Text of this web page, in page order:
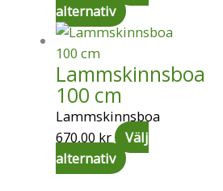
alternativ
Lammskinnsboa
100 cm
Lammskinnsboa
670,00 kr
Välj
alternativ